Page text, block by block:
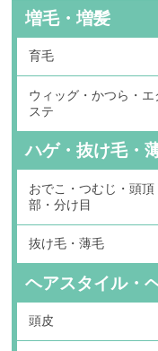
増毛・増髪
育毛
ウィッグ・かつら・エ
ステ
ハゲ・抜け毛・
おでこ・つむじ・頭頂
部・分け目
抜け毛・薄毛
ヘアスタイル・
頭皮